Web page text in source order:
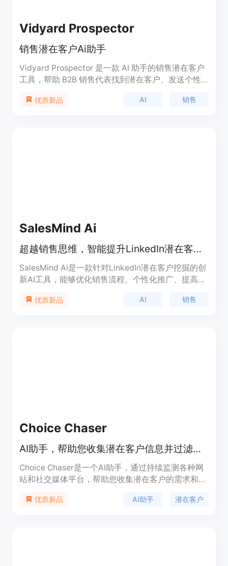
Vidyard Prospector
销售潜在客户Ai助手
Vidyard Prospector 是一款 AI 助手的销售潜在客户
工具，帮助 B2B 销售代表找到潜在客户、发送个性
动搜索合适的潜在客户，生成并发送定制的销售邮件
优质新品 AI 销售
SalesMind Ai
超越销售思维，智能提升LinkedIn潜在客户挖掘
SalesMind Ai是一款针对LinkedIn潜在客户挖掘的创
新AI工具，能够优化销售流程、个性化推广、提高转
现更多交易。加速销售目标，超越竞争对手。
优质新品 AI 销售
Choice Chaser
AI助手，帮助您收集潜在客户信息并过滤噪音
Choice Chaser是一个AI助手，通过持续监测各种网
站和社交媒体平台，帮助您收集潜在客户的需求和推
一时间通知您。Choice Chaser的主要优点是节省时
优质新品 AI助手 潜在客户